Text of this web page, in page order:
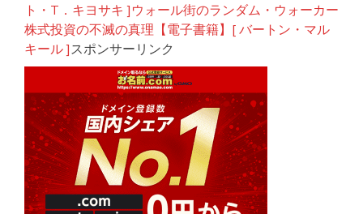
ト・T．キヨサキ ]ウォール街のランダム・ウォーカー
株式投資の不滅の真理【電子書籍】[ バートン・マル
キール ]スポンサーリンク